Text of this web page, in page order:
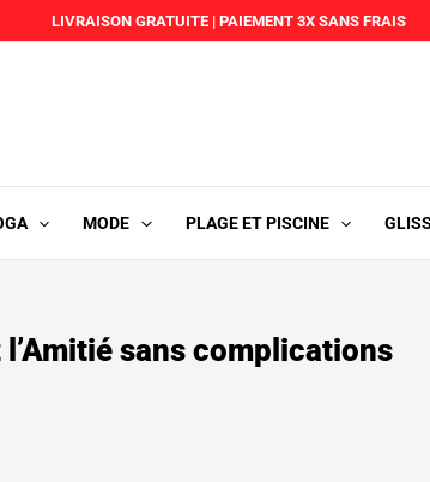
LIVRAISON GRATUITE | PAIEMENT 3X SANS FRAIS
MODE PLAGE ET PISCINE
sans complications